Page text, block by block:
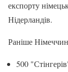
експорту
Нідерландів.
Раніше
500